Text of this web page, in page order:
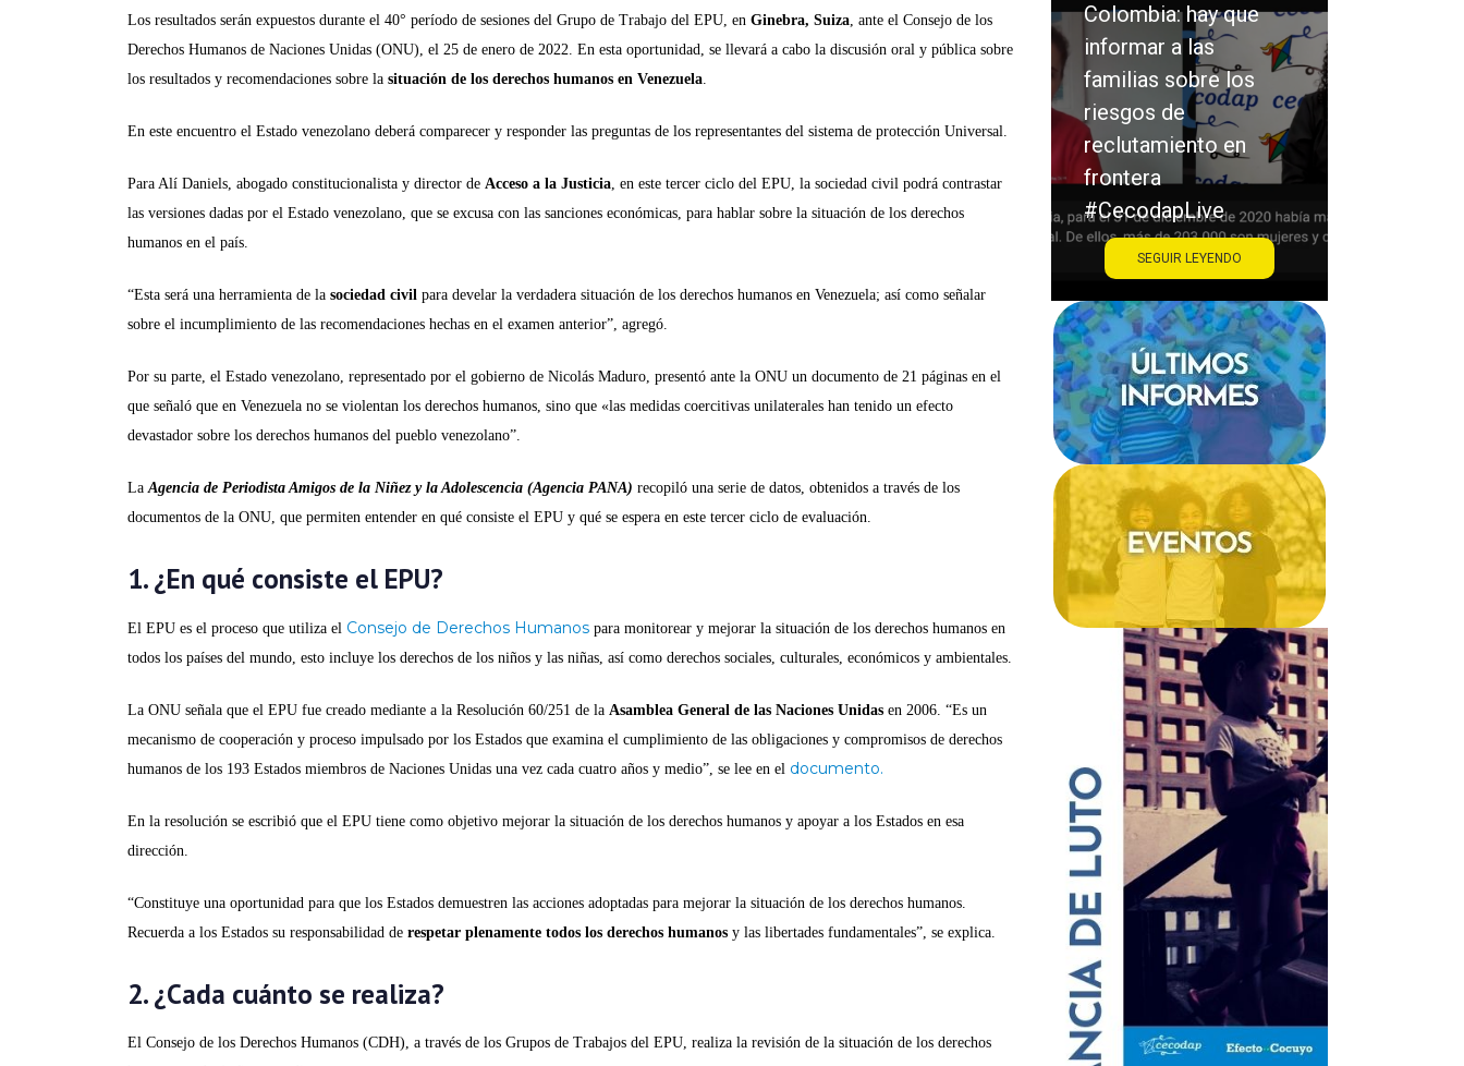
Los resultados serán expuestos durante el 40° período de sesiones del Grupo de Trabajo del EPU, en Ginebra, Suiza, ante el Consejo de los
Derechos Humanos de Naciones Unidas (ONU), el 25 de enero de 2022. En esta oportunidad, se llevará a cabo la discusión oral y pública sobre
los resultados y recomendaciones sobre la situación de los derechos humanos en Venezuela.
En este encuentro el Estado venezolano deberá comparecer y responder las preguntas de los representantes del sistema de protección Universal.
Para Alí Daniels, abogado constitucionalista y director de Acceso a la Justicia, en este tercer ciclo del EPU, la sociedad civil podrá contrastar
las versiones dadas por el Estado venezolano, que se excusa con las sanciones económicas, para hablar sobre la situación de los derechos
humanos en el país.
“Esta será una herramienta de la sociedad civil para develar la verdadera situación de los derechos humanos en Venezuela; así como señalar
sobre el incumplimiento de las recomendaciones hechas en el examen anterior”, agregó.
Por su parte, el Estado venezolano, representado por el gobierno de Nicolás Maduro, presentó ante la ONU un documento de 21 páginas en el
que señaló que en Venezuela no se violentan los derechos humanos, sino que «las medidas coercitivas unilaterales han tenido un efecto
devastador sobre los derechos humanos del pueblo venezolano”.
La Agencia de Periodista Amigos de la Niñez y la Adolescencia (Agencia PANA) recopiló una serie de datos, obtenidos a través de los
documentos de la ONU, que permiten entender en qué consiste el EPU y qué se espera en este tercer ciclo de evaluación.
1. ¿En qué consiste el EPU?
El EPU es el proceso que utiliza el Consejo de Derechos Humanos para monitorear y mejorar la situación de los derechos humanos en
todos los países del mundo, esto incluye los derechos de los niños y las niñas, así como derechos sociales, culturales, económicos y ambientales.
La ONU señala que el EPU fue creado mediante a la Resolución 60/251 de la Asamblea General de las Naciones Unidas en 2006. “Es un
mecanismo de cooperación y proceso impulsado por los Estados que examina el cumplimiento de las obligaciones y compromisos de derechos
humanos de los 193 Estados miembros de Naciones Unidas una vez cada cuatro años y medio”, se lee en el documento.
En la resolución se escribió que el EPU tiene como objetivo mejorar la situación de los derechos humanos y apoyar a los Estados en esa
dirección.
“Constituye una oportunidad para que los Estados demuestren las acciones adoptadas para mejorar la situación de los derechos humanos.
Recuerda a los Estados su responsabilidad de respetar plenamente todos los derechos humanos y las libertades fundamentales”, se explica.
2. ¿Cada cuánto se realiza?
El Consejo de los Derechos Humanos (CDH), a través de los Grupos de Trabajos del EPU, realiza la revisión de la situación de los derechos
Colombia: hay que
informar a las
familias sobre los
reclutamiento en
frontera
#CecodapLive
Saraiba: la víctima y
el victimario no son
los únicos
protagonistas en el
acoso escolar
#CecodapLive
SEGUIR LEYENDO